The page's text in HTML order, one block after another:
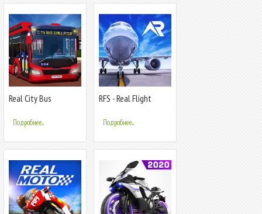
Real City Bus
Подробнее...
RFS - Real Flight
Подробнее...